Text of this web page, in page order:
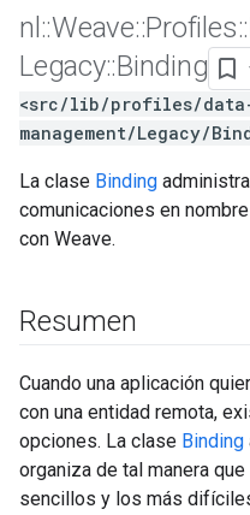
nl ::Weave::Profiles::
Legacy::Binding
<src/lib/profiles/
management/Legacy/
La clase Binding
comunicaciones en
con Weave.
Resumen
Cuando una aplicación
con una entidad remota,
opciones. La clase Binding
organiza de tal manera
sencillos y los más